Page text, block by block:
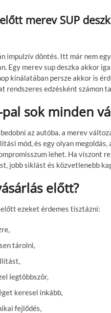
merev SUP
impulzív döntés. Itt már nem
Egy merev sup deszka akkor
kínálatában persze akkor is
rendszeres edzésként számon
pal sok minden
az autóba, a merev
mód, és egy olyan
lehet. Ha viszont
jobb siklást és közvetlenebb
előtt?
ezeket érdemes tisztázni:
tárolni,
legtöbbször,
keresel inkább,
fejlődés,